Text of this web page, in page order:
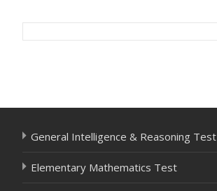
Post
General Intelligence & Reasoning Test
Elementary Mathematics Test